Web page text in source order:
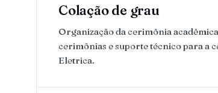
Colação de grau
Organização da cerimônia
cerimônias e suporte técnico para a
Eletrica.